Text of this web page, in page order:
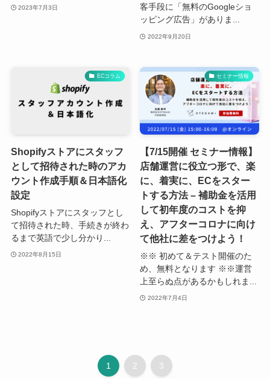
2023年7月3日
客手段に「無料のGoogleショ
ッピング広告」がありま...
2022年9月20日
ECコラム
Shopifyストアにスタッフ
として招待された時のアカ
ウント作成手順＆日本語化
設定
Shopifyストアにスタッフとし
て招待された時、手続きが終わ
るまで英語で少し分かり...
2022年8月15日
セミナー情報
【7/15開催 セミナー情報】
店舗運営に役立つ形で、楽
に、着実に、ECをスター
トする方法 – 補助金を活用
して初年度のコストを抑
え、アフターコロナに向け
て他社に差をつけよう！
※※ 初めて＆テスト開催のた
め、無料となります ※※運営
上至らぬ点があるかもしれま...
2022年7月4日
1 2 3